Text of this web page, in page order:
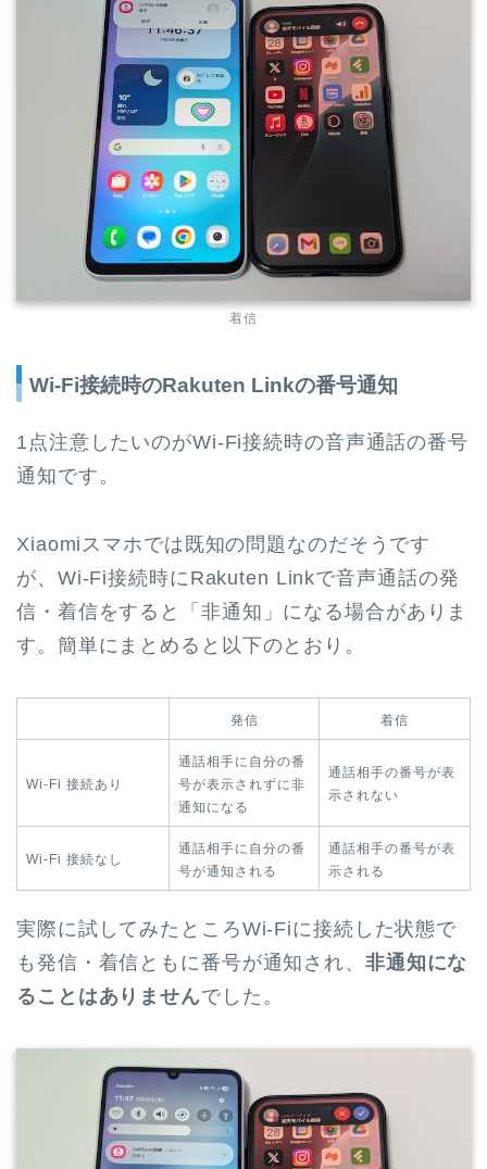
着信
Wi-Fi接続時のRakuten Linkの番号通知
1点注意したいのがWi-Fi接続時の音声通話の番号
通知です。
Xiaomiスマホでは既知の問題なのだそうです
が、Wi-Fi接続時にRakuten Linkで音声通話の発
信・着信をすると「非通知」になる場合がありま
す。簡単にまとめると以下のとおり。
発信 着信
Wi-Fi 接続あり
通話相手に自分の番
号が表示されずに非
通知になる
通話相手の番号が表
示されない
Wi-Fi 接続なし
通話相手に自分の番
号が通知される
通話相手の番号が表
示される
実際に試してみたところWi-Fiに接続した状態で
も発信・着信ともに番号が通知され、 非通知にな
ることはありませんでした。